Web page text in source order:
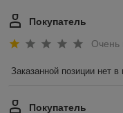
Покупатель
Очень
Заказанной позиции нет в
Покупатель